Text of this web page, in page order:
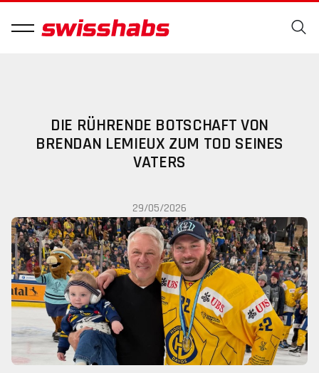
DIE RÜHRENDE BOTSCHAFT VON
BRENDAN LEMIEUX ZUM TOD SEINES
VATERS
29/05/2026